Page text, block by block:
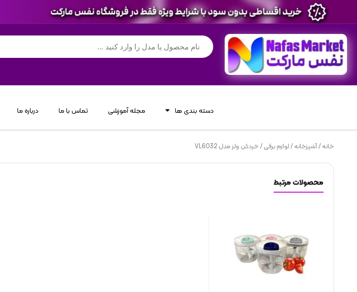
دسته بندی ها مجله آموزشی تماس با ما درباره ما
خانه/آشپزخانه/لوازم برقی/ خردکن ولز مدل VL6032
محصولات مرتبط